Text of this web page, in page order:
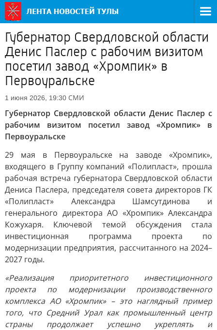
Губернатор Свердловской области
Денис Паслер с рабочим визитом
посетил завод «Хромпик» в
Первоуральске
1 июня 2026, 19:30 СМИ
Губернатор Свердловской области Денис Паслер с
рабочим визитом посетил завод «Хромпик» в
Первоуральске
29 мая в Первоуральске на заводе «Хромпик»,
входящего в Группу компаний «Полипласт», прошла
рабочая встреча губернатора Свердловской области
Дениса Паслера, председателя совета директоров ГК
«Полипласт» Александра Шамсутдинова и
генерального директора АО «Хромпик» Александра
Кожухаря. Ключевой темой обсуждения стала
инвестиционная программа проекта по
модернизации предприятия, рассчитанного на 2024–
2027 годы.
«Реализация приоритетного инвестиционного
проекта по модернизации производственного
комплекса АО «Хромпик» – это наглядный пример
того, что Средний Урал как промышленный центр
страны продолжает успешно укреплять и